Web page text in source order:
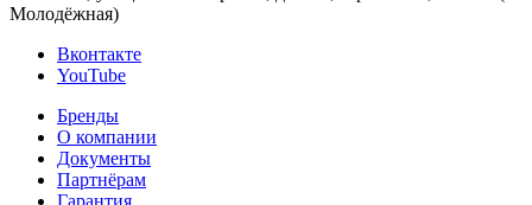
Молодёжная)
Вконтакте
YouTube
Бренды
О компании
Документы
Партнёрам
Гарантия